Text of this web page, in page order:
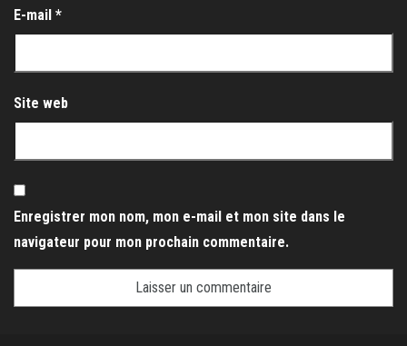
E-mail *
Site web
Enregistrer mon nom, mon e-mail et mon site dans le
navigateur pour mon prochain commentaire.